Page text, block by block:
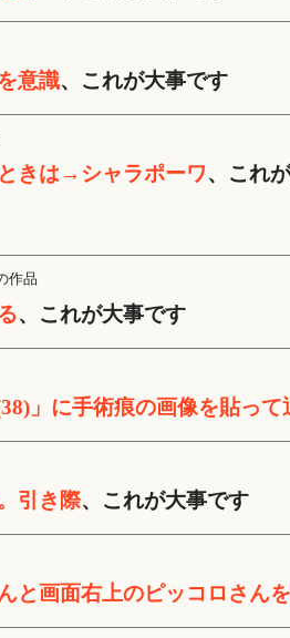
意識、これが大事です
きは→シャラポーワ、これ
作品
、これが大事です
」に手術痕の画像を貼って
引き際、これが大事です
と画面右上のピッコロさん